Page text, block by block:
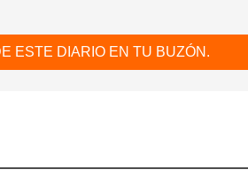
ESTE DIARIO EN TU BUZÓN.